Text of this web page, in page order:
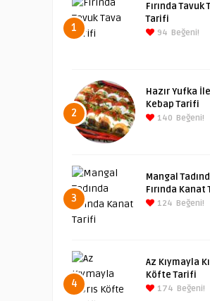
1
Fırında Tavuk
Tarifi
94 Beğeni!
2
Hazır Yufka
Kebap Tarifi
140 Beğeni!
3
Mangal
Fırında Kanat
124 Beğeni!
4
Az Kıymayla
Köfte Tarifi
174 Beğeni!